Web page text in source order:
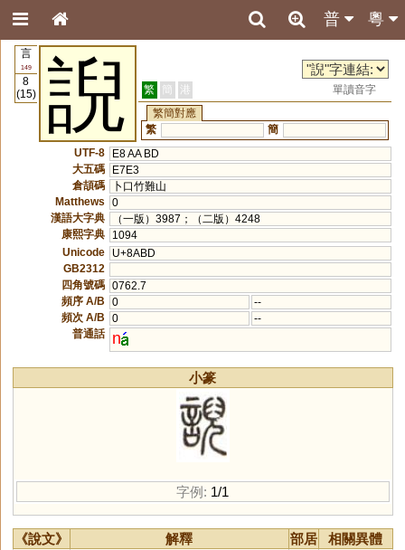
粵
普
言
149
8
(15)
誽 繁 簡 港
單讀音字
繁簡對應
繁
簡
UTF-8
E8 AA BD
大五碼
E7E3
倉頡碼
卜口竹難山
Matthews
0
漢語大字典
（一版）3987；（二版）4248
康熙字典
1094
Unicode
U+8ABD
GB2312
四角號碼 0762.7
頻序 A/B
0
--
頻次 A/B
0
--
普通話
n
小篆
字例: 1/1
《說文》 解釋 部居
相關異體